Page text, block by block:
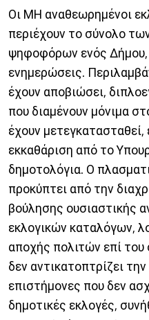
Οι ΜΗ αναθεωρημένοι
περιέχουν το σύνολο
ψηφοφόρων ενός
ενημερώσεις.
έχουν αποβιώσει,
που διαμένουν μόνιμα
έχουν
εκκαθάριση από το
δημοτολόγια. Ο
προκύπτει από την
βούλησης ουσιαστικής
εκλογικών καταλόγων,
αποχής πολιτών επί
δεν αντικατοπτρίζει
επιστήμονες που δεν
δημοτικές εκλογές,